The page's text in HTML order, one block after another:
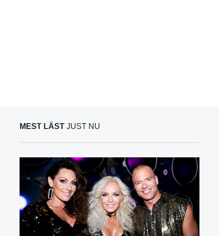
MEST LÄST JUST NU